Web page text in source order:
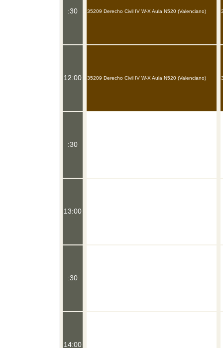
:30
12:00
:30
13:00
:30
14:00
35209 Derecho Civil IV W-X Aula N520 (Valenciano)
35209 Derecho Civil IV W-X Aula N520 (Valenciano)